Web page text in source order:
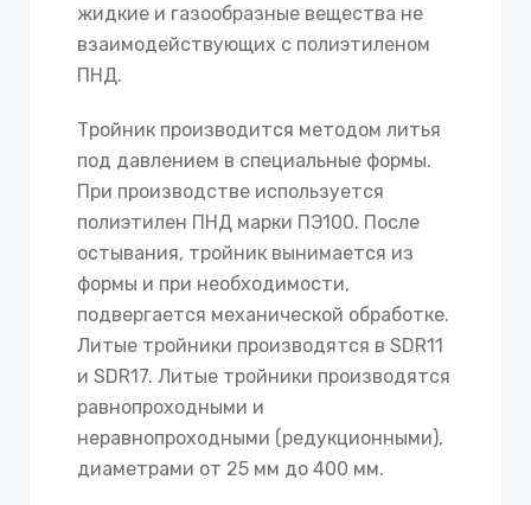
жидкие и газообразные вещества не
взаимодействующих с полиэтиленом
ПНД.
Тройник производится методом литья
под давлением в специальные формы.
При производстве используется
полиэтилен ПНД марки ПЭ100. После
остывания, тройник вынимается из
формы и при необходимости,
подвергается механической обработке.
Литые тройники производятся в SDR11
и SDR17. Литые тройники производятся
равнопроходными и
неравнопроходными (редукционными),
диаметрами от 25 мм до 400 мм.